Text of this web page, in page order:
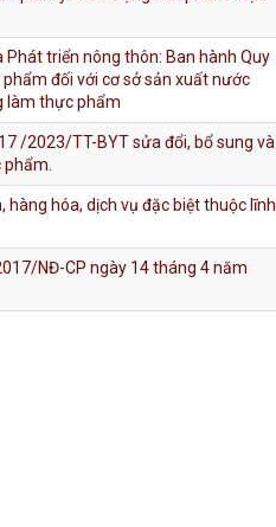
triển nông thôn: Ban hành Quy
đối với cơ sở sản xuất nước
làm thực phẩm
/2023/TT-BYT sửa đổi, bổ sung và
hàng hóa, dịch vụ đặc biệt thuộc lĩnh
NĐ-CP ngày 14 tháng 4 năm